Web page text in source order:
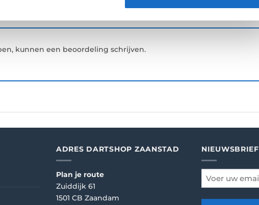
kunnen een beoordeling schrijven.
ADRES DARTSHOP ZAANSTAD
Plan je route
Zuiddijk 61
1501 CB Zaandam
NIEUWSBRIEF
email
*